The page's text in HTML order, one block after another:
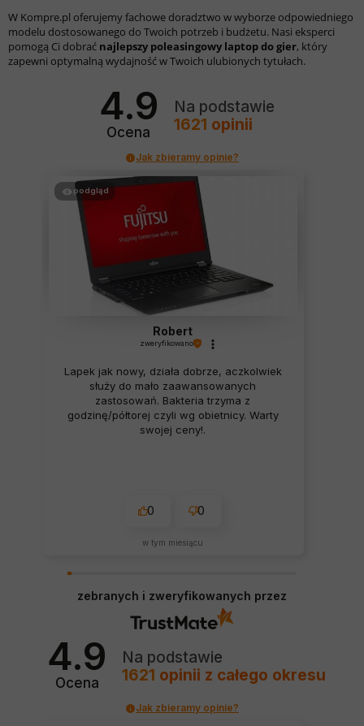
W Kompre.pl oferujemy fachowe doradztwo w wyborze odpowiedniego
modelu dostosowanego do Twoich potrzeb i budżetu. Nasi eksperci
pomogą Ci dobrać najlepszy poleasingowy laptop do gier, który
zapewni optymalną wydajność w Twoich ulubionych tytułach.
4.9
Ocena
Na podstawie
1621 opinii
Jak zbieramy opinie?
podgląd
Robert
zweryfikowano
Lapek jak nowy, działa dobrze, aczkolwiek
służy do mało zaawansowanych
zastosowań. Bakteria trzyma z
godzinę/półtorej czyli wg obietnicy. Warty
swojej ceny!.
0 0
w tym miesiącu
zebranych i zweryfikowanych przez
4.9
Ocena
Na podstawie
1621 opinii z całego okresu
Jak zbieramy opinie?